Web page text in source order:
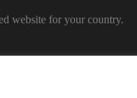
website for your country.